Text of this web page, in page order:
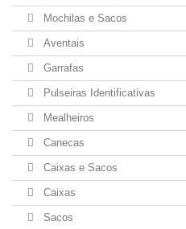
Mochilas e Sacos
Aventais
Garrafas
Pulseiras Identificativas
Mealheiros
Canecas
Caixas e Sacos
Caixas
Sacos